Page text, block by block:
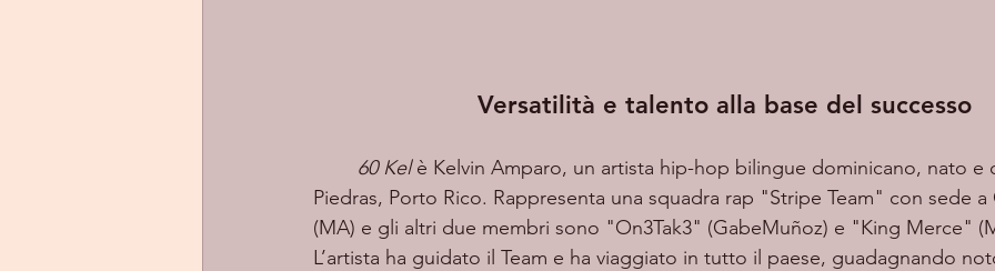
Versatilità e talento alla base del successo
60 Kel è Kelvin Amparo, un artista hip-hop bilingue dominicano, nato e
Piedras, Porto Rico. Rappresenta una squadra rap "Stripe Team" con sede
(MA) e gli altri due membri sono "On3Tak3" (GabeMuñoz) e "King Merce"
L’artista ha guidato il Team e ha viaggiato in tutto il paese, guadagnando